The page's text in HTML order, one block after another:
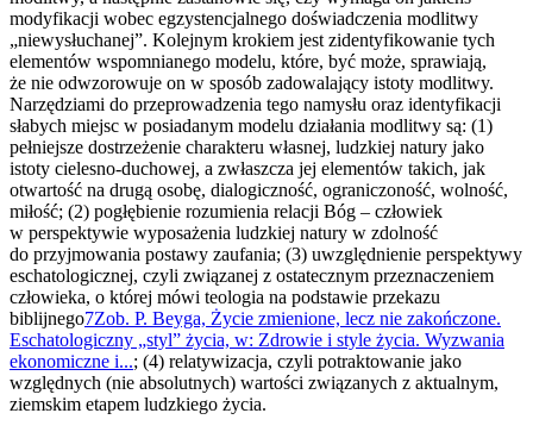
modyfikacji wobec egzystencjalnego doświadczenia modlitwy
„niewysłuchanej”. Kolejnym krokiem jest zidentyfikowanie tych
elementów wspomnianego modelu, które, być może, sprawiają,
że nie odwzorowuje on w sposób zadowalający istoty modlitwy.
Narzędziami do przeprowadzenia tego namysłu oraz identyfikacji
słabych miejsc w posiadanym modelu działania modlitwy są: (1)
pełniejsze dostrzeżenie charakteru własnej, ludzkiej natury jako
istoty cielesno-duchowej, a zwłaszcza jej elementów takich, jak
otwartość na drugą osobę, dialogiczność, ograniczoność, wolność,
miłość; (2) pogłębienie rozumienia relacji Bóg – człowiek
w perspektywie wyposażenia ludzkiej natury w zdolność
do przyjmowania postawy zaufania; (3) uwzględnienie perspektywy
eschatologicznej, czyli związanej z ostatecznym przeznaczeniem
człowieka, o której mówi teologia na podstawie przekazu
biblijnego7Zob. P. Beyga, Życie zmienione, lecz nie zakończone.
Eschatologiczny „styl” życia, w: Zdrowie i style życia. Wyzwania
ekonomiczne i...; (4) relatywizacja, czyli potraktowanie jako
względnych (nie absolutnych) wartości związanych z aktualnym,
ziemskim etapem ludzkiego życia.